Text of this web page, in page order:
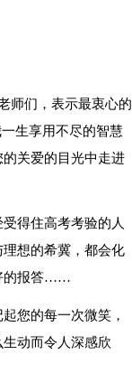
师们，表示最衷心的
生享用不尽的智慧
关爱的目光中走进
得住高考考验的人
想的希冀，都会化
的报答……
您的每一次微笑，
动而令人深感欣